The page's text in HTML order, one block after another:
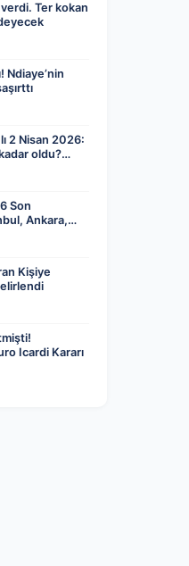
verdi. Ter kokan
Ndiaye’nin
2 Nisan 2026:
oldu?
ve
satış
Son
Ankara,
Meydana
Kişiye
Icardi Kararı